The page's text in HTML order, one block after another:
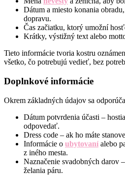
Dátum a miesto konania
dopravu.
Čas začiatku, ktorý umožní
Krátky, výstižný text alebo
Tieto informácie tvoria kostru
všetko, čo potrebujú vedieť, bez
Doplnkové informácie
Okrem základných údajov sa
Dátum potvrdenia účasti –
odpovedať.
Dress code – ak ho máte
Informácie o ubytovaníalebo
z iného mesta.
Naznačenie svadobných darov
želania páru.